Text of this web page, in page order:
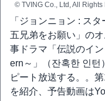
© TVING Co., Ltd, All Rights
「ジョンニョン : ス
五兄弟をお願い」の
事ドラマ「伝説のイ
ern～」（잔혹한 인턴
ピート放送する。。
を紹介、予告動画は